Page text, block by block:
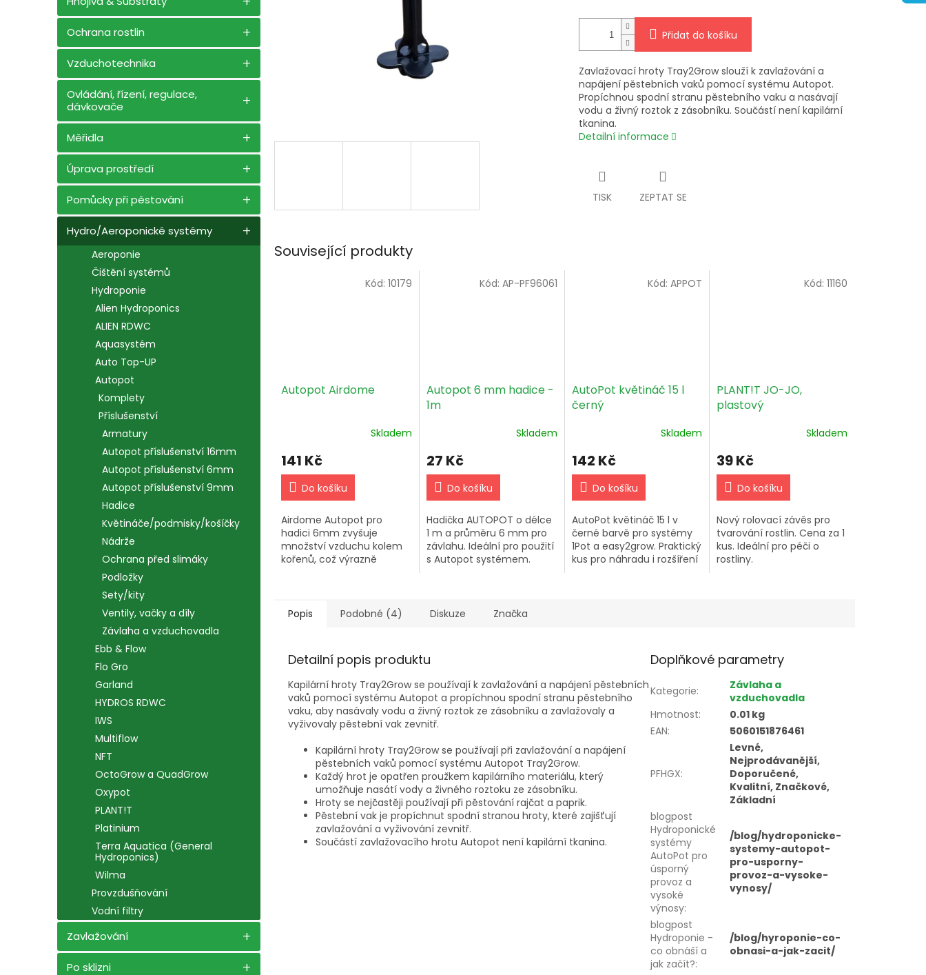
n
l
Ochrana rostlin
Vzduchotechnika
Ovládání, řízení, regulace,
dávkovače
Měřidla
Úprava prostředí
Pomůcky při pěstování
Hydro/Aeroponické systémy
Aeroponie
Čištění systémů
Hydroponie
Alien Hydroponics
ALIEN RDWC
Aquasystém
Auto Top-UP
Autopot
Komplety
Příslušenství
Armatury
Autopot příslušenství 16mm
Autopot příslušenství 6mm
Autopot příslušenství 9mm
Hadice
Květináče/podmisky/košíčky
Nádrže
Ochrana před slimáky
Podložky
Sety/kity
Ventily, vačky a díly
Závlaha a vzduchovadla
Ebb & Flow
Flo Gro
Garland
HYDROS RDWC
IWS
Multiflow
NFT
OctoGrow a QuadGrow
Oxypot
PLANT!T
Platinium
Terra Aquatica (General
Hydroponics)
Wilma
Provzdušňování
Vodní filtry
Zavlažování
Po sklizni
Přidat do košíku
Zavlažovací hroty Tray2Grow slouží k zavlažování a
napájení pěstebních vaků pomocí systému Autopot.
Propíchnou spodní stranu pěstebního vaku a nasávají
vodu a živný roztok z zásobníku. Součástí není kapilární
tkanina.
Detailní informace
TISK ZEPTAT SE
Související produkty
Autopot Airdome
Skladem
141 Kč
Do košíku
Airdome Autopot pro
hadici 6mm zvyšuje
množství vzduchu kolem
kořenů, což výrazně
Kód: 10179
Autopot 6 mm hadice -
1m
Skladem
27 Kč
Do košíku
Hadička AUTOPOT o délce
1 m a průměru 6 mm pro
závlahu. Ideální pro použití
s Autopot systémem.
Kód: AP-PF96061
AutoPot květináč 15 l
černý
Skladem
142 Kč
Do košíku
AutoPot květináč 15 l v
černé barvě pro systémy
1Pot a easy2grow. Praktický
kus pro náhradu i rozšíření
Kód:APPOT
PLANT!T JO-JO,
plastový
Skladem
39 Kč
Do košíku
Nový rolovací závěs pro
tvarování rostlin. Cena za 1
kus. Ideální pro péči o
rostliny.
Kód: 11160
Popis Podobné (4) Diskuze Značka
Detailní popis produktu
Kapilární hroty Tray2Grow se používají k zavlažování a napájení pěstebních
vaků pomocí systému Autopot a propíchnou spodní stranu pěstebního
vaku, aby nasávaly vodu a živný roztok ze zásobníku a zavlažovaly a
vyživovaly pěstební vak zevnitř.
Kapilární hroty Tray2Grow se používají při zavlažování a napájení
pěstebních vaků pomocí systému Autopot Tray2Grow.
Každý hrot je opatřen proužkem kapilárního materiálu, který
umožňuje nasátí vody a živného roztoku ze zásobníku.
Hroty se nejčastěji používají při pěstování rajčat a paprik.
Pěstební vak je propíchnut spodní stranou hroty, které zajišťují
zavlažování a vyživování zevnitř.
Součástí zavlažovacího hrotu Autopot není kapilární tkanina.
Doplňkové parametry
Kategorie:
Závlaha a
vzduchovadla
Hmotnost:
0.01 kg
EAN: 5060151876461
PFHGX:
Levné,
Nejprodávanější,
Doporučené,
Kvalitní, Značkové,
Základní
blogpost
Hydroponické
systémy
AutoPot pro
úsporný
provoz a
vysoké
výnosy:
/blog/hydroponicke-
systemy-autopot-
pro-usporny-
provoz-a-vysoke-
vynosy/
blogpost
Hydroponie -
co obnáší a
jak začít?:
/blog/hyroponie-co-
obnasi-a-jak-zacit/